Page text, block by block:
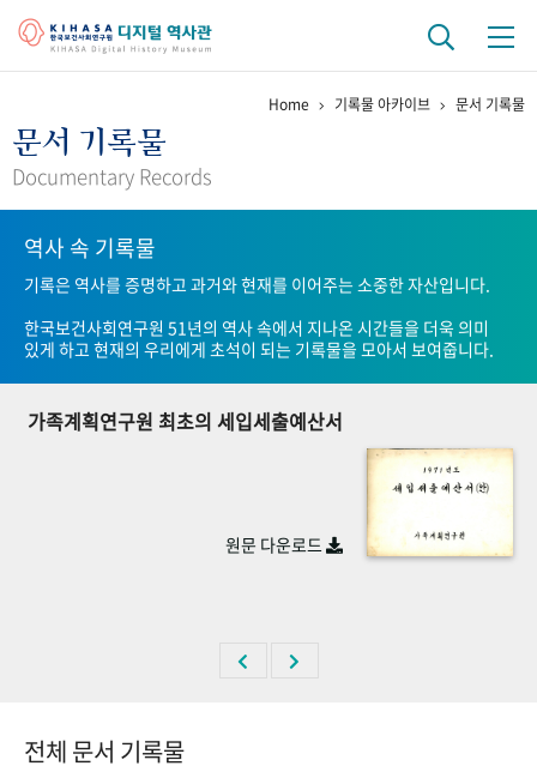
걸어온 길 기관 변천사
연구 역사
정책과 연구 키워드로 보는 연구 역사
연구자들
기록물 아카이브
사진 아카이브 문서 기록물 행정박물
숫자로 보는 50년 50+1주년 광장
Home 기록물 아카이브 문서 기록물
문서 기록물
Documentary Records
역사 속 기록물
기록은 역사를 증명하고 과거와 현재를 이어주는 소중한 자산입니다.
한국보건사회연구원 51년의 역사 속에서 지나온 시간들을 더욱 의미
있게 하고 현재의 우리에게 초석이 되는 기록물을 모아서 보여줍니다.
가족계획연구원 최초의 세입세출예산서
원문 다운로드
전체 문서 기록물